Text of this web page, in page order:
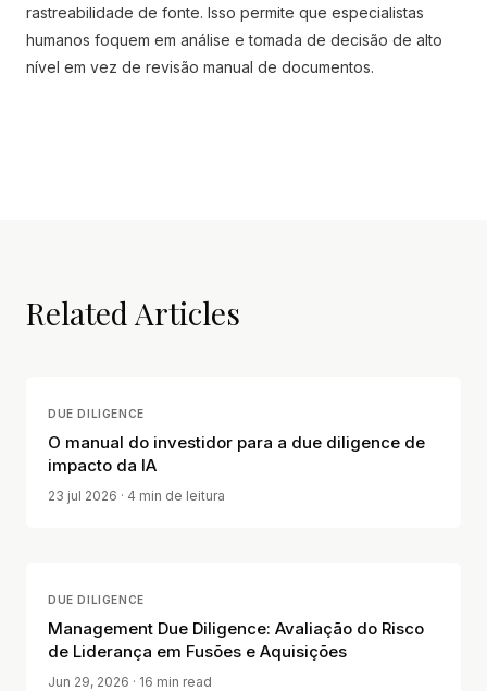
rastreabilidade de fonte. Isso permite que especialistas
humanos foquem em análise e tomada de decisão de alto
nível em vez de revisão manual de documentos.
Related Articles
DUE DILIGENCE
O manual do investidor para a due diligence de
impacto da IA
23 jul 2026 · 4 min de leitura
DUE DILIGENCE
Management Due Diligence: Avaliação do Risco
de Liderança em Fusões e Aquisições
Jun 29, 2026 · 16 min read